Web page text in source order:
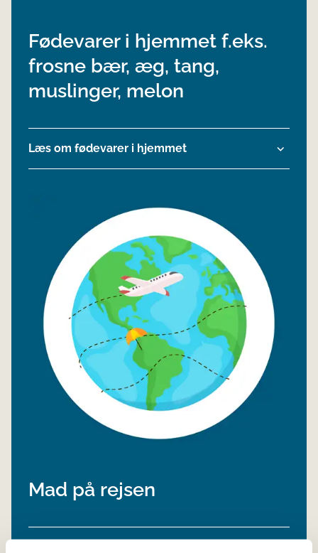
Fødevarer i hjemmet f.eks.
frosne bær, æg, tang,
muslinger, melon
Læs om fødevarer i hjemmet
Mad på rejsen